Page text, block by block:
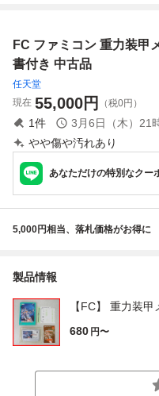
FC ファミコン 重力装甲
書付き 中古品
任天堂
現在 55,000円 （税0円）
1件 3月6日（木）21
やや傷や汚れあり
あなただけの特別なクー
5,000円相当、落札価格がお得に
製品情報
【FC】 重力装
680 円〜